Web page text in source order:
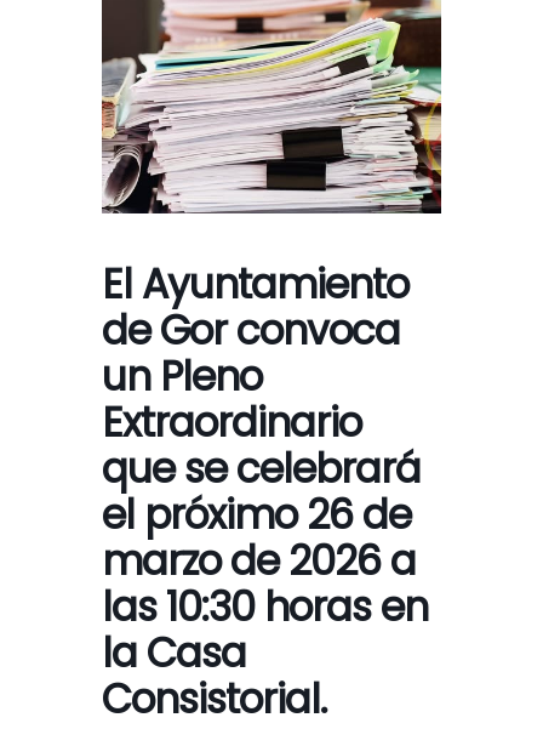
El Ayuntamiento
de Gor convoca
un Pleno
Extraordinario
que se celebrará
el próximo 26 de
marzo de 2026 a
las 10:30 horas en
la Casa
Consistorial.